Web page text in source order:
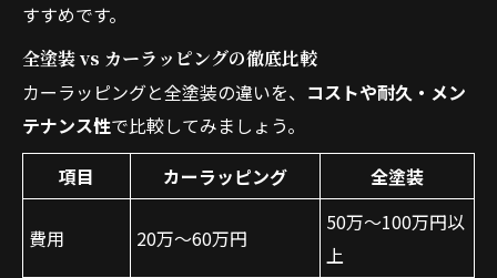
すすめです。
全塗装 vs カーラッピングの徹底比較
カーラッピングと全塗装の違いを、 コストや耐久・メン
テナンス性で比較してみましょう。
項目
カーラッピング 全塗装
費用 20万～60万円
50万～100万円以
上